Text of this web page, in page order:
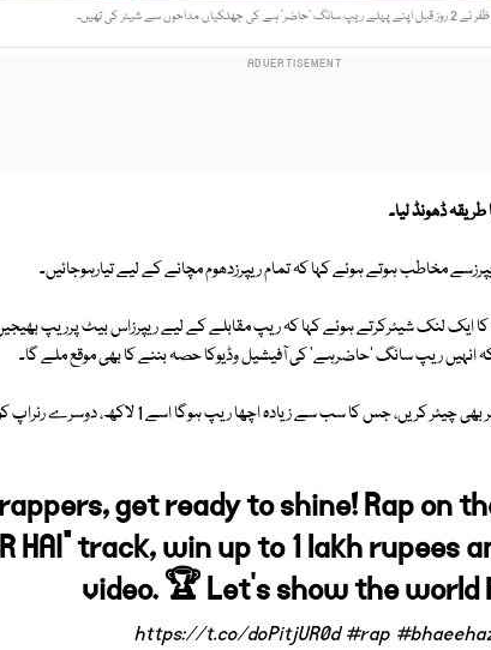
ہے کی جھلکیاں مداحوں سے شیئر کی تھیں۔
ڈھونڈ لیا۔
مخاطب ہوتے ہوئے کہا کہ تمام ریپرزدھوم مچانے کے لیے تیارہوجائیں۔
لنک شیئرکرتے ہوئے کہا کہ ریپ مقابلے کے لیے ریپرزاس بیٹ پرریپ
انہیں ریپ سانگ 'حاضرہے' کی آفیشیل وڈیوکا حصہ بننے کا بھی موقع ملے گا۔
get ready to shine! Rap on
HAI” track, win up to 1 lakh
video. 🏆 Let’s show the
https://t.co/doPitjUR0d #rap